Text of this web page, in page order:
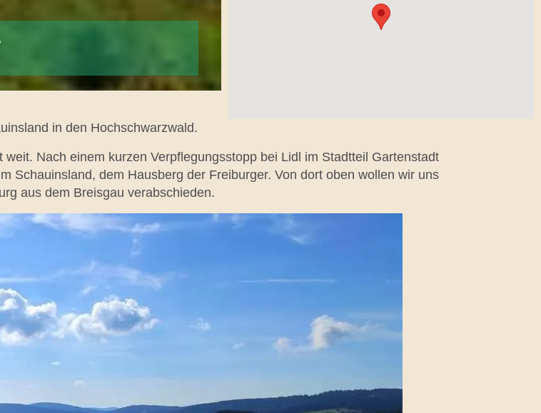
in den Hochschwarzwald.
Nach einem kurzen Verpflegungsstopp bei Lidl im Stadtteil Gartenstadt
Schauinsland, dem Hausberg der Freiburger. Von dort oben wollen wir uns
aus dem Breisgau verabschieden.